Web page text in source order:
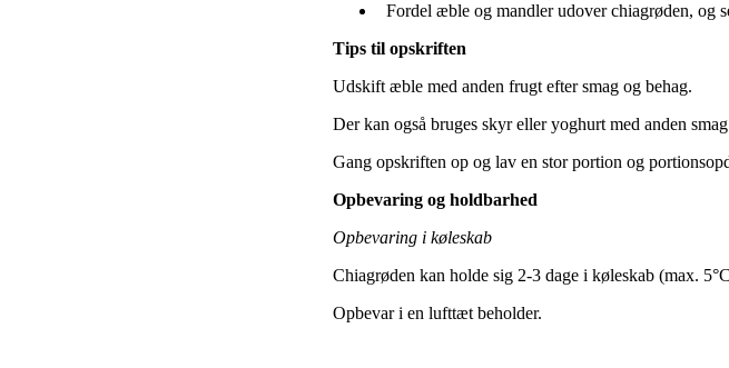
Fordel æble og mandler udover chiagrøden, og
Tips til opskriften
Udskift æble med anden frugt efter smag og behag.
Der kan også bruges skyr eller yoghurt med anden
Gang opskriften op og lav en stor portion og
Opbevaring og holdbarhed
Opbevaring i køleskab
Chiagrøden kan holde sig 2-3 dage i køleskab (max.
Opbevar i en lufttæt beholder.